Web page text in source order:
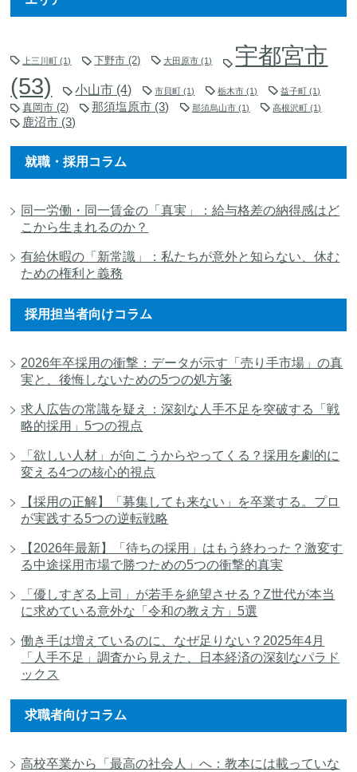
上三川町 (1) 下野市 (2) 大田原市 (1)
宇都宮市
(53)
小山市 (4) 市貝町 (1) 栃木市 (1) 益子町 (1)
真岡市 (2) 那須塩原市 (3) 那須烏山市 (1) 高根沢町 (1)
鹿沼市 (3)
就職・採用コラム
同一労働・同一賃金の「真実」：給与格差の納得感はど
こから生まれるのか？
有給休暇の「新常識」：私たちが意外と知らない、休む
ための権利と義務
採用担当者向けコラム
2026年卒採用の衝撃：データが示す「売り手市場」の真
実と、後悔しないための5つの処方箋
求人広告の常識を疑え：深刻な人手不足を突破する「戦
略的採用」5つの視点
「欲しい人材」が向こうからやってくる？採用を劇的に
変える4つの核心的視点
【採用の正解】「募集しても来ない」を卒業する。プロ
が実践する5つの逆転戦略
【2026年最新】「待ちの採用」はもう終わった？激変す
る中途採用市場で勝つための5つの衝撃的真実
「優しすぎる上司」が若手を絶望させる？Z世代が本当
に求めている意外な「令和の教え方」5選
働き手は増えているのに、なぜ足りない？2025年4月
「人手不足」調査から見えた、日本経済の深刻なパラド
ックス
求職者向けコラム
高校卒業から「最高の社会人」へ：教本には載っていな